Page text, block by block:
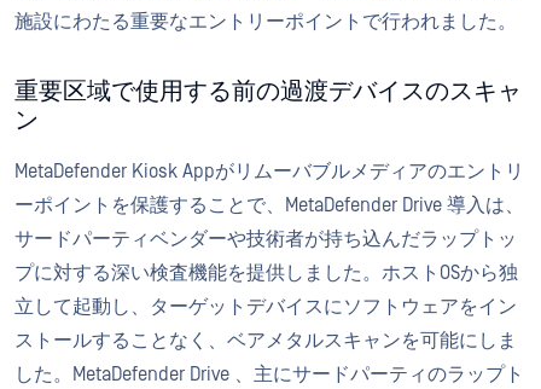
施設にわたる重要なエントリーポイントで行われました。
重要区域で使用する前の過渡デバイスのスキャ
ン
MetaDefender Kiosk Appがリムーバブルメディアのエントリ
ーポイントを保護することで、MetaDefender Drive 導入は、
サードパーティベンダーや技術者が持ち込んだラップトッ
プに対する深い検査機能を提供しました。ホストOSから独
立して起動し、ターゲットデバイスにソフトウェアをイン
ストールすることなく、ベアメタルスキャンを可能にしま
した。MetaDefender Drive 、主にサードパーティのラップト